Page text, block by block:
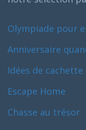
Olympiade pour
Anniversaire
Idées de
Escape Home
Chasse au trésor